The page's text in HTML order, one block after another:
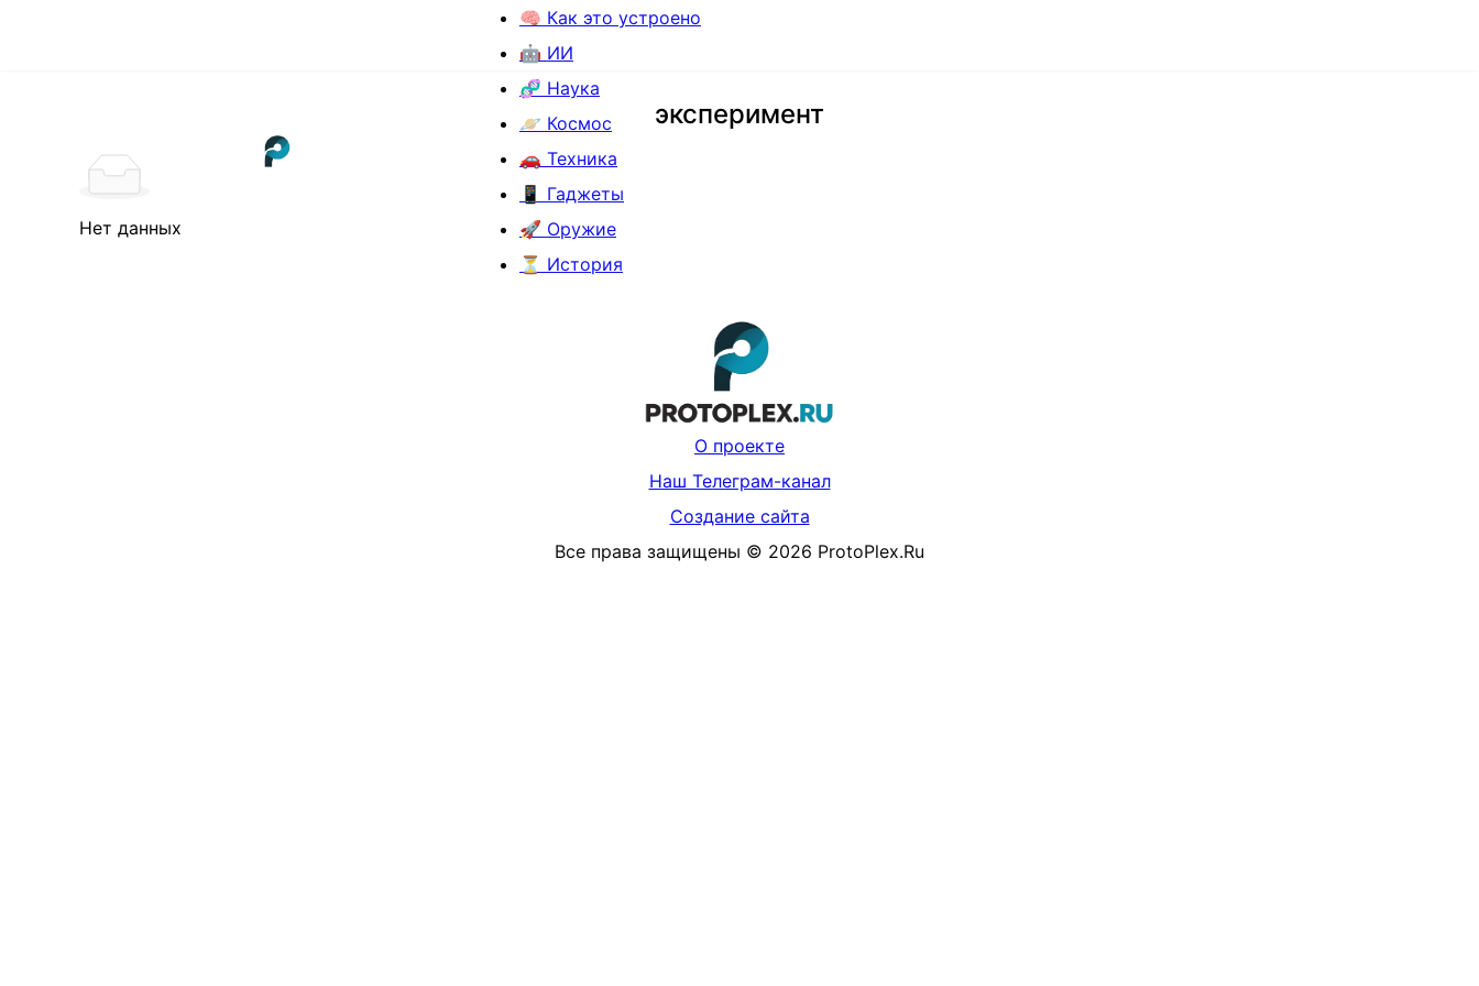
🧠 Как это устроено
🤖 ИИ
🧬 Наука
🪐 Космос
🚗 Техника
📱 Гаджеты
🚀 Оружие
⏳ История
эксперимент
Нет данных
О проекте
Наш Телеграм-канал
Создание сайта
Все права защищены © 2026 ProtoPlex.Ru